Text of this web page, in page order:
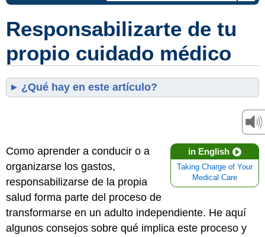
Responsabilizarte de tu
propio cuidado médico
¿Qué hay en este artículo?
in English
Taking Charge of Your
Medical Care
Como aprender a conducir o a
organizarse los gastos,
responsabilizarse de la propia
salud forma parte del proceso de
transformarse en un adulto independiente. He aquí
algunos consejos sobre qué implica este proceso y